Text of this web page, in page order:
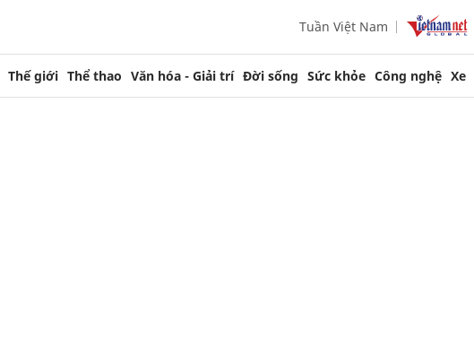
Tuần Việt Nam
Thế giới Thể thao Văn hóa - Giải trí Đời sống Sức khỏe Công nghệ Xe